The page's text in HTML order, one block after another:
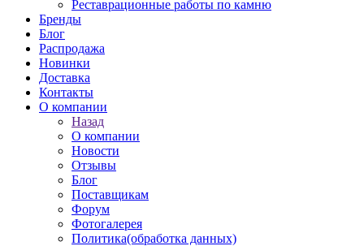
Реставрационные работы по камню
Бренды
Блог
Распродажа
Новинки
Доставка
Контакты
О компании
Назад
О компании
Новости
Отзывы
Блог
Поставщикам
Форум
Фотогалерея
Политика(обработка данных)